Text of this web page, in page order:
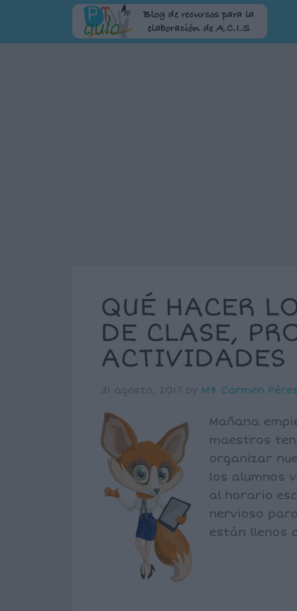
QUÉ HACER
DE CLASE,
ACTIVIDADES
31 agosto, 2017 by Mª Carmen Pérez
Mañana
maestros
organizar
los alumnos
al horario
nervioso
están llenos